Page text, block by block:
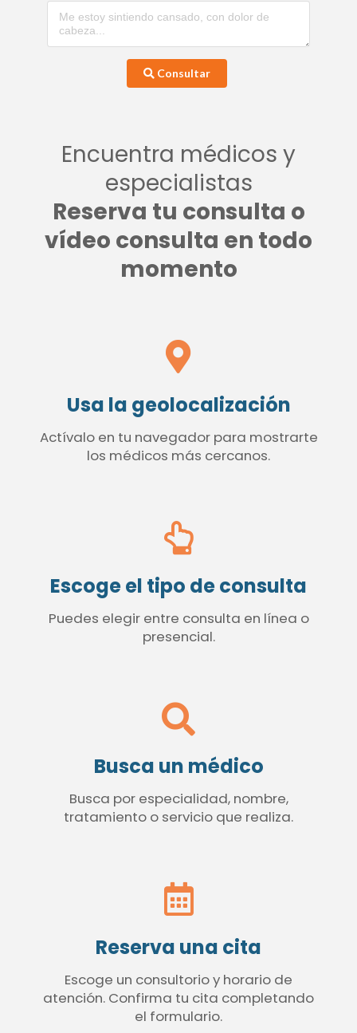
Consultar
Encuentra médicos y
especialistas
Reserva tu consulta o
vídeo consulta en todo
momento
Usa la geolocalización
Actívalo en tu navegador para mostrarte
los médicos más cercanos.
Escoge el tipo de consulta
Puedes elegir entre consulta en línea o
presencial.
Busca un médico
Busca por especialidad, nombre,
tratamiento o servicio que realiza.
Reserva una cita
Escoge un consultorio y horario de
atención. Confirma tu cita completando
el formulario.